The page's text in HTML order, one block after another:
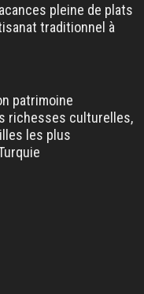
pleine de plats
traditionnel à
patrimoine
richesses culturelles,
les plus